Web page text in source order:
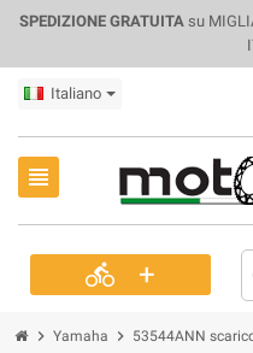
SPEDIZIONE GRATUITA su
Italiano
view_headline
directions_bike +
chevron_right Yamaha chevron_right 53544ANN